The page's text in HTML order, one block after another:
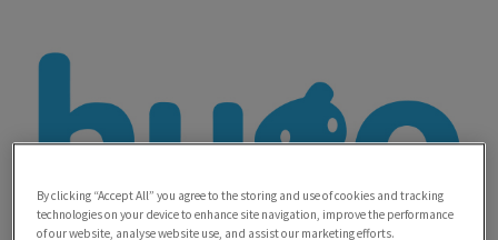
By clicking “Accept All” you agree to the storing and use of cookies and tracking
technologies on your device to enhance site navigation, improve the performance
of our website, analyse website use, and assist our marketing efforts.